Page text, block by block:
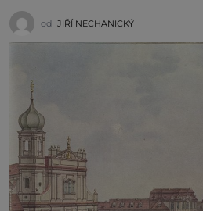
od JIŘÍ NECHANICKÝ